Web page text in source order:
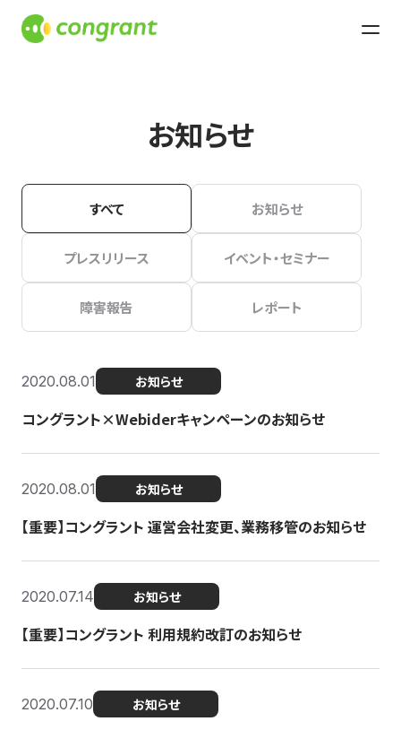
お知らせ
すべて お知らせ
プレスリリース イベント・セミナー
障害報告 レポート
2020.08.01 お知らせ
コングラント×Webiderキャンペーンのお知らせ
2020.08.01 お知らせ
【重要】コングラント 運営会社変更、業務移管のお知らせ
2020.07.14 お知らせ
【重要】コングラント 利用規約改訂のお知らせ
2020.07.10 お知らせ